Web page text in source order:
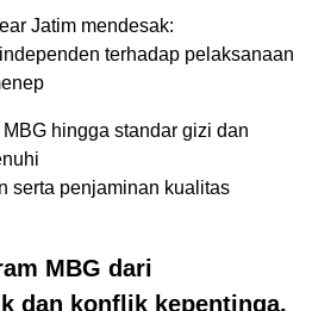
Jatim mendesak:
terhadap pelaksanaan
hingga standar gizi dan
serta penjaminan kualitas
MBG dari
dan konflik kepentinga.